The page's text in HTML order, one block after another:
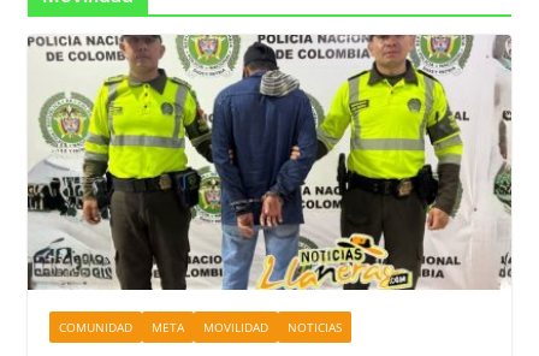
COMUNIDAD META MOVILIDAD NOTICIAS